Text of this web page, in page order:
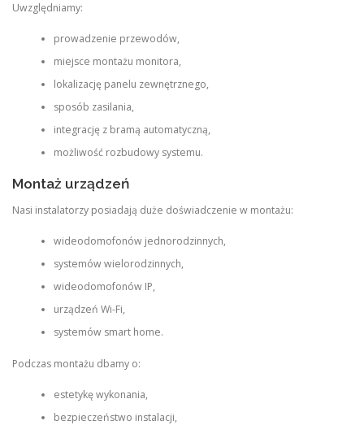
Uwzględniamy:
prowadzenie przewodów,
miejsce montażu monitora,
lokalizację panelu zewnętrznego,
sposób zasilania,
integrację z bramą automatyczną,
możliwość rozbudowy systemu.
Montaż urządzeń
Nasi instalatorzy posiadają duże doświadczenie w montażu:
wideodomofonów jednorodzinnych,
systemów wielorodzinnych,
wideodomofonów IP,
urządzeń Wi-Fi,
systemów smart home.
Podczas montażu dbamy o:
estetykę wykonania,
bezpieczeństwo instalacji,